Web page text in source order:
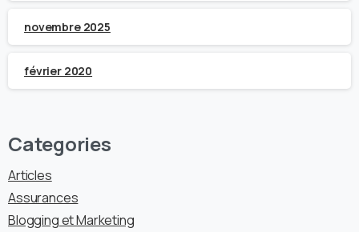
novembre 2025
février 2020
Categories
Articles
Assurances
Blogging et Marketing